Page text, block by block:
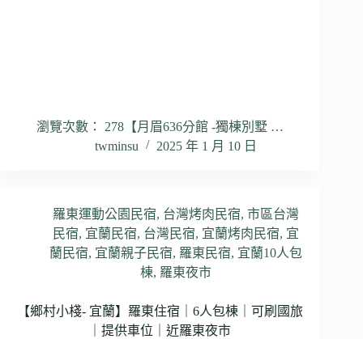
瀏覽次數： 278【月眉636分館 -獨棟別墅 …
twminsu
2025 年 1 月 10 日
羅東運動公園民宿, 台灣烤肉民宿,市區台灣
民宿, 宜蘭民宿, 台灣民宿, 宜蘭烤肉民宿, 宜
蘭民宿, 宜蘭親子民宿, 羅東民宿, 宜蘭10人包
棟, 羅東夜市
【鄉村小棧- 宜蘭】羅東住宿｜6人包棟｜可刷國旅
｜提供車位｜近羅東夜市